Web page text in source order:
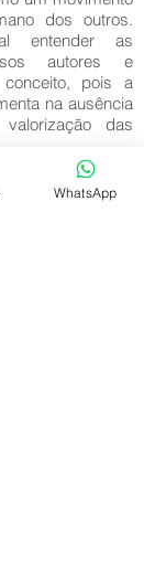
dos outros.
entender as
autores e
pois a
na ausência
das
WhatsApp